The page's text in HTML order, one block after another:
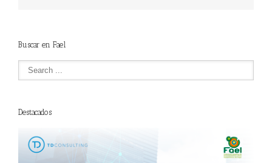
Buscar en Fael
Destacados